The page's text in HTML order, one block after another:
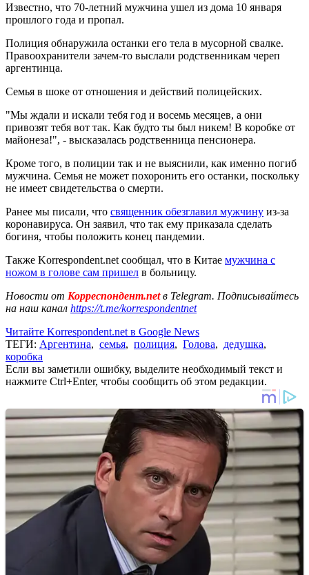
Известно, что 70-летний мужчина ушел из дома 10 января
прошлого года и пропал.
Полиция обнаружила останки его тела в мусорной свалке.
Правоохранители зачем-то выслали родственникам череп
аргентинца.
Семья в шоке от отношения и действий полицейских.
"Мы ждали и искали тебя год и восемь месяцев, а они
привозят тебя вот так. Как будто ты был никем! В коробке от
майонеза!", - высказалась родственница пенсионера.
Кроме того, в полиции так и не выяснили, как именно погиб
мужчина. Семья не может похоронить его останки, поскольку
не имеет свидетельства о смерти.
Ранее мы писали, что священник обезглавил мужчину из-за
коронавируса. Он заявил, что так ему приказала сделать
богиня, чтобы положить конец пандемии.
Также Korrespondent.net сообщал, что в Китае мужчина с
ножом в голове сам пришел в больницу.
Новости от Корреспондент.netв Telegram. Подписывайтесь
на наш канал https://t.me/korrespondentnet
Читайте Korrespondent.net в Google News
ТЕГИ: Аргентина, семья, полиция, Голова, дедушка,
коробка
Если вы заметили ошибку, выделите необходимый текст и
нажмите Ctrl+Enter, чтобы сообщить об этом редакции.